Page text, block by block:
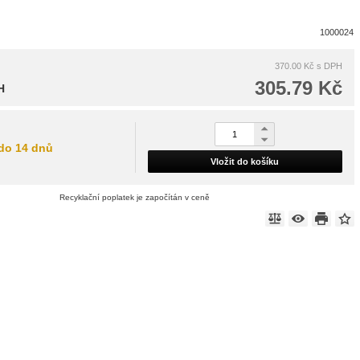
1000024
370.00 Kč s DPH
305.79 Kč
14 dnů
Vložit do košíku
Recyklační poplatek je započítán v ceně